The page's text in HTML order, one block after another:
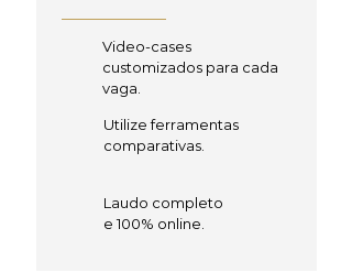
Video-cases
customizados para cada
vaga.
Utilize ferramentas
comparativas.
Laudo completo
e 100% online.